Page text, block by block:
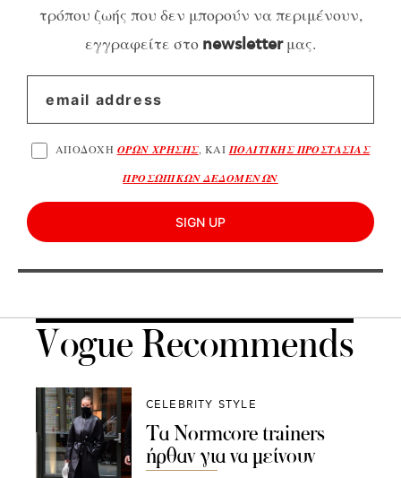
τρόπου ζωής που δεν μπορούν να περιμένουν,
εγγραφείτε στο newsletterμας.
ΑΠΟΔΟΧΗ ΟΡΩΝ ΧΡΗΣΗΣ, ΚΑΙ ΠΟΛΙΤΙΚΗΣ ΠΡΟΣΤΑΣΙΑΣ
ΠΡΟΣΩΠΙΚΩΝ ΔΕΔΟΜΕΝΩΝ
SIGN UP
Vogue Recommends
CELEBRITY STYLE
Τα Normcore trainers
ήρθαν για να μείνουν